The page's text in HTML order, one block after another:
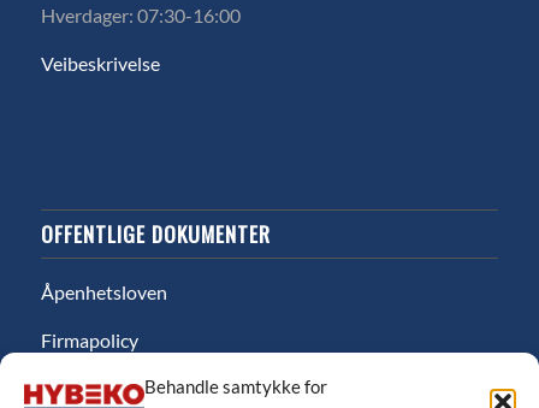
Behandle samtykke for
Hverdager: 07:30-16:00
Veibeskrivelse
OFFENTLIGE DOKUMENTER
Åpenhetsloven
Firmapolicy
Miljø